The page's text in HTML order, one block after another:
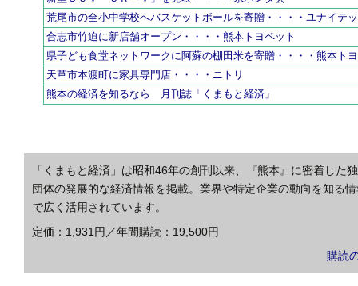
荒尾市の全小中学校へバスケットボールを寄贈・・・・ユナイテ
合志市竹迫に新店舗オープン・・・・熊本トヨペット
県子ども食堂ネットワークに阿蘇の棚田米を寄贈・・・・熊本ト
天草市本渡町に家具専門店・・・・ニトリ
熊本の経済を知るなら 月刊誌「くまもと経済」
「くまもと経済」は昭和46年の創刊以来、『熊本』に密着し
団体の発展的な経済情報を掲載。業界や特定企業の動向を知る
で広く活用されています。
定価：1,931円／年間購読：19,500円
購読